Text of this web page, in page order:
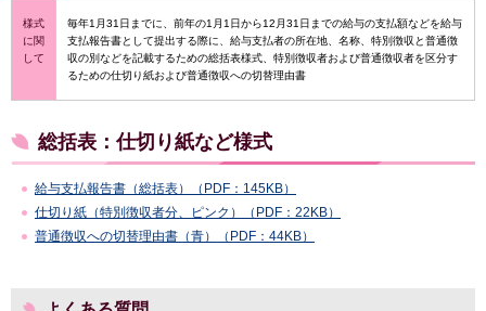
様式
に関
して
毎年1月31日までに、前年の1月1日から12月31日までの給与の支払額などを給与
支払報告書として提出する際に、給与支払者の所在地、名称、特別徴収と普通徴
収の別などを記載するための総括表様式、特別徴収者および普通徴収者を区分す
るための仕切り紙および普通徴収への切替理由書
総括表：仕切り紙など様式
給与支払報告書（総括表）（PDF：145KB）
仕切り紙（特別徴収者分、ピンク）（PDF：22KB）
普通徴収への切替理由書（青）（PDF：44KB）